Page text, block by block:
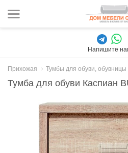
Напишите
Прихожая Тумбы для обуви, обувницы
Тумба для обуви Каспиан